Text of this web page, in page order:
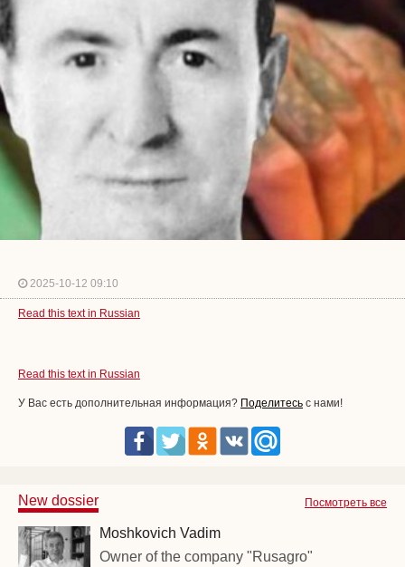
2025-10-12 09:10
Read this text in Russian
Read this text in Russian
У Вас есть дополнительная информация? Поделитесь с нами!
Посмотреть все
New dossier
Moshkovich Vadim
Owner of the company "Rusagro"